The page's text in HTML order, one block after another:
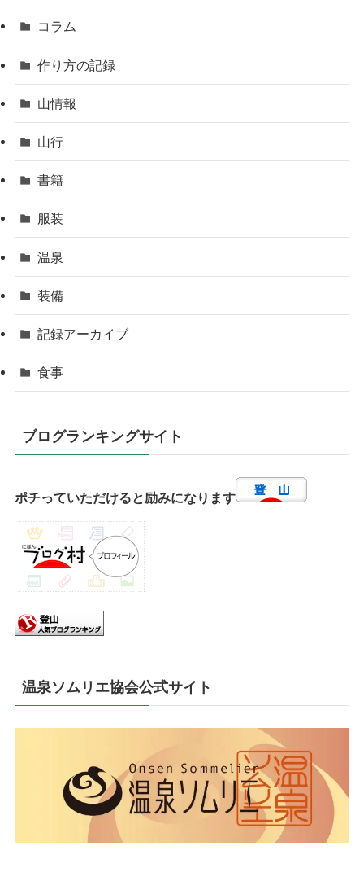
コラム
作り方の記録
山情報
山行
書籍
服装
温泉
装備
記録アーカイブ
食事
ブログランキングサイト
ポチっていただけると励みになります
温泉ソムリエ協会公式サイト